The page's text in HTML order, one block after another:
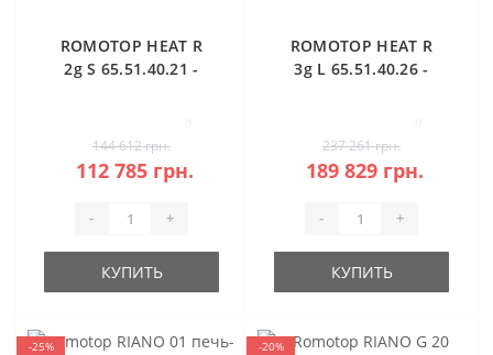
ROMOTOP HEAT R
2g S 65.51.40.21 -
топка
144 612 грн.
112 785 грн.
- +
КУПИТЬ
ROMOTOP HEAT R
3g L 65.51.40.26 -
камера)
237 261 грн.
189 829 грн.
- +
КУПИТЬ
-25%
-20%